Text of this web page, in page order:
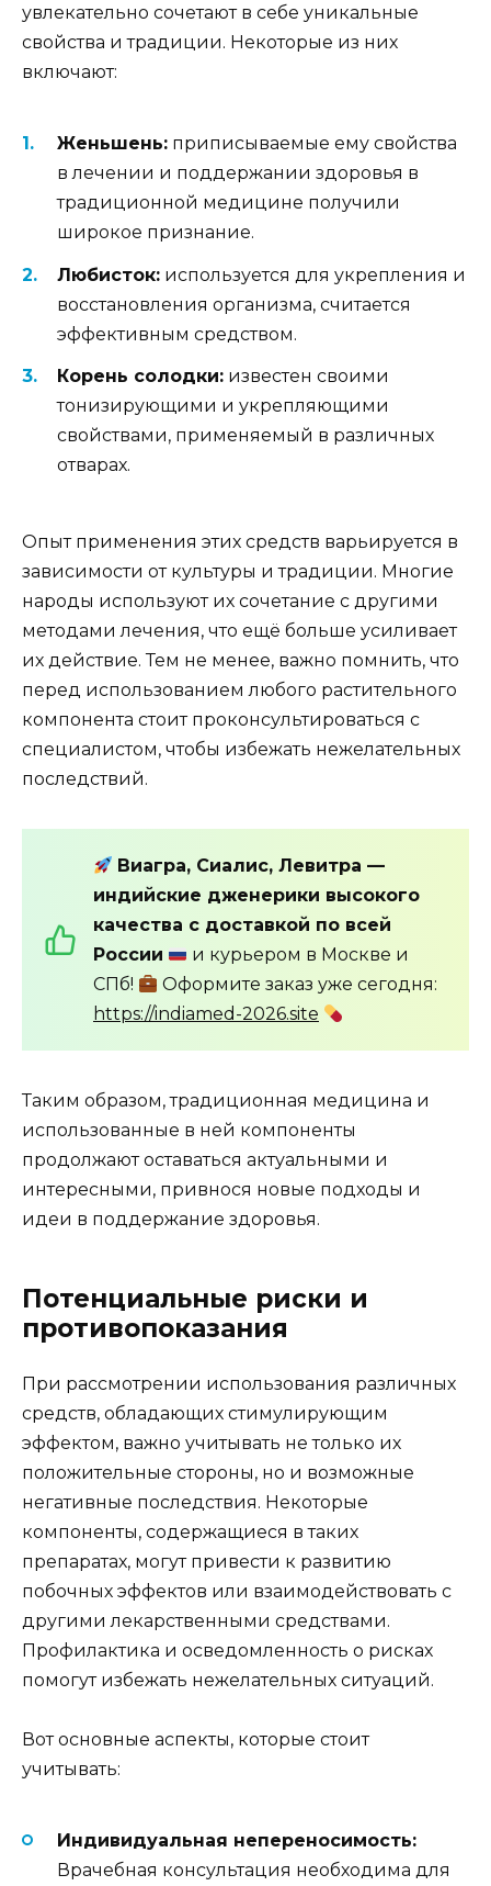
увлекательно сочетают в себе уникальные
свойства и традиции. Некоторые из них
включают:
Женьшень: приписываемые ему свойства
в лечении и поддержании здоровья в
традиционной медицине получили
широкое признание.
Любисток: используется для укрепления и
восстановления организма, считается
эффективным средством.
Корень солодки: известен своими
тонизирующими и укрепляющими
свойствами, применяемый в различных
отварах.
Опыт применения этих средств варьируется в
зависимости от культуры и традиции. Многие
народы используют их сочетание с другими
методами лечения, что ещё больше усиливает
их действие. Тем не менее, важно помнить, что
перед использованием любого растительного
компонента стоит проконсультироваться с
специалистом, чтобы избежать нежелательных
последствий.
Виагра, Сиалис, Левитра —
индийские дженерики высокого
качества с доставкой по всей
России
и курьером в Москве и
СПб!
Оформите заказ уже сегодня:
https://indiamed-2026.site
Таким образом, традиционная медицина и
использованные в ней компоненты
продолжают оставаться актуальными и
интересными, привнося новые подходы и
идеи в поддержание здоровья.
Потенциальные риски и
противопоказания
При рассмотрении использования различных
средств, обладающих стимулирующим
эффектом, важно учитывать не только их
положительные стороны, но и возможные
негативные последствия. Некоторые
компоненты, содержащиеся в таких
препаратах, могут привести к развитию
побочных эффектов или взаимодействовать с
другими лекарственными средствами.
Профилактика и осведомленность о рисках
помогут избежать нежелательных ситуаций.
Вот основные аспекты, которые стоит
учитывать:
Индивидуальная непереносимость:
Врачебная консультация необходима для